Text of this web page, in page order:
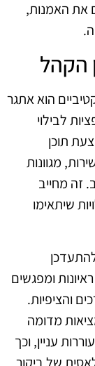
את האמנות,
הקהל
הוא אתגר
לבילוי
תוכן
מגוונות
זה מחייב
שיתאימו
ומפגשים
והציפיות.
מדומה
עניין, וכך
של ביקור